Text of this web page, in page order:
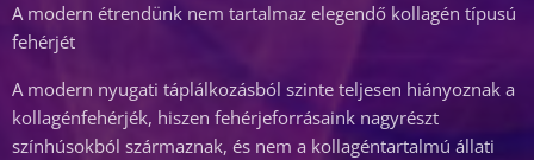
A modern étrendünk nem tartalmaz elegendő kollagén típusú
fehérjét
A modern nyugati táplálkozásból szinte teljesen hiányoznak a
kollagénfehérjék, hiszen fehérjeforrásaink nagyrészt
színhúsokból származnak, és nem a kollagéntartalmú állati